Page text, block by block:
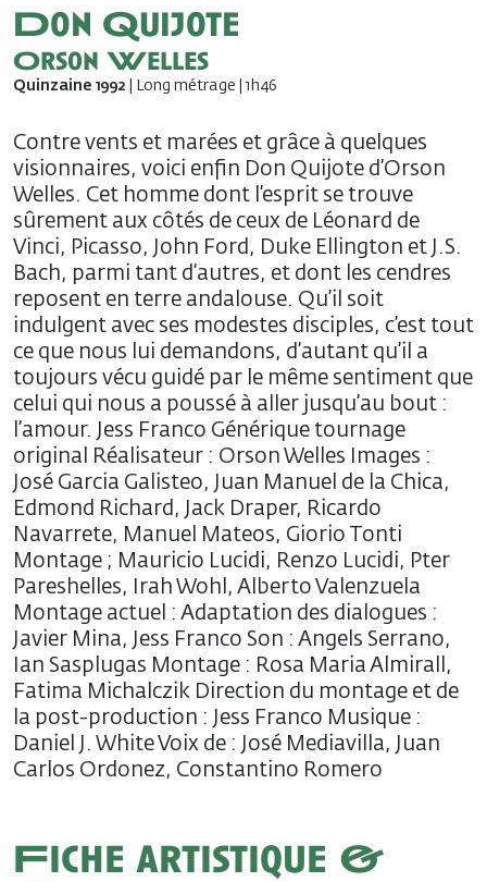
Don Quijote
Orson Welles
Quinzaine 1992 | Long métrage | 1h46
Contre vents et marées et grâce à quelques
visionnaires, voici enfin Don Quijote d’Orson
Welles. Cet homme dont l’esprit se trouve
sûrement aux côtés de ceux de Léonard de
Vinci, Picasso, John Ford, Duke Ellington et J.S.
Bach, parmi tant d’autres, et dont les cendres
reposent en terre andalouse. Qu’il soit
indulgent avec ses modestes disciples, c’est tout
ce que nous lui demandons, d’autant qu’il a
toujours vécu guidé par le même sentiment que
celui qui nous a poussé à aller jusqu’au bout :
l’amour. Jess Franco Générique tournage
original Réalisateur : Orson Welles Images :
José Garcia Galisteo, Juan Manuel de la Chica,
Edmond Richard, Jack Draper, Ricardo
Navarrete, Manuel Mateos, Giorio Tonti
Montage ; Mauricio Lucidi, Renzo Lucidi, Pter
Pareshelles, Irah Wohl, Alberto Valenzuela
Montage actuel : Adaptation des dialogues :
Javier Mina, Jess Franco Son : Angels Serrano,
Ian Sasplugas Montage : Rosa Maria Almirall,
Fatima Michalczik Direction du montage et de
la post-production : Jess Franco Musique :
Daniel J. White Voix de : José Mediavilla, Juan
Carlos Ordonez, Constantino Romero
Fiche artistique &